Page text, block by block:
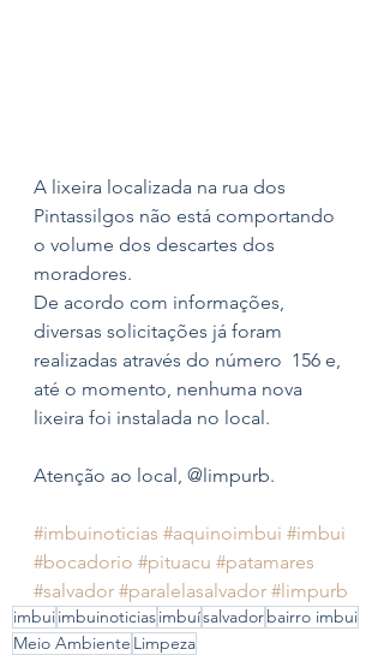
A lixeira localizada na rua dos
Pintassilgos não está comportando
o volume dos descartes dos
moradores.
De acordo com informações,
diversas solicitações já foram
realizadas através do número  156 e,
até o momento, nenhuma nova
lixeira foi instalada no local.
Atenção ao local, @limpurb.
#imbuinoticias #aquinoimbui #imbui
#bocadorio #pituacu #patamares
#salvador #paralelasalvador #limpurb
imbuiimbuinoticiasimbuísalvadorbairro imbui
Meio Ambiente Limpeza